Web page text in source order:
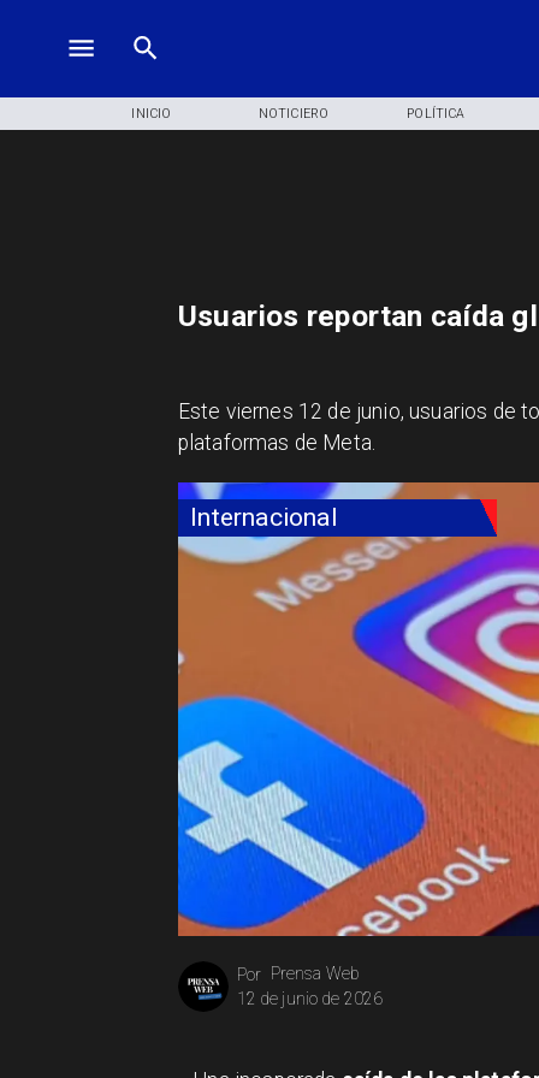
INICIO NOTICIERO POLÍTICA
Internacional
Prensa Web
Por
12 de junio de 2026
Usuarios reportan caída
Este viernes 12 de junio, usuarios de
plataformas de Meta.